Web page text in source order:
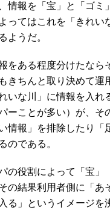
情報を「宝」と「ゴミ
ってはこれを「きれい
ようだ。
をある程度分けたなら
きちんと取り決めて運
いな川」に情報を入れ
ーことが多い）が、そ
情報」を排除したり「
のである。
役割によって「宝」
の結果利用者側に「あ
る」というイメージを